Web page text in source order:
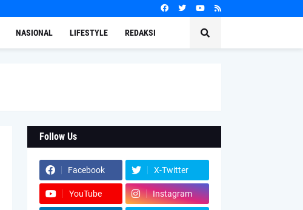
NASIONAL LIFESTYLE REDAKSI
Follow Us
Facebook X-Twitter
YouTube Instagram